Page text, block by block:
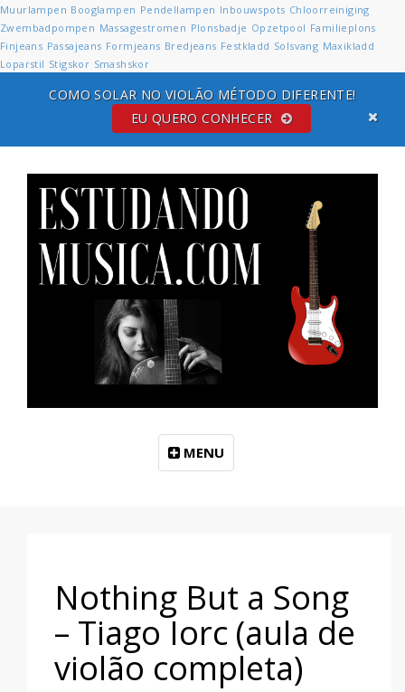
Muurlampen Booglampen Pendellampen Inbouwspots Chloorreiniging
Zwembadpompen Massagestromen Plonsbadje Opzetpool Familieplons
Finjeans Passajeans Formjeans Bredjeans Festkladd Solsvang Maxikladd
Loparstil Stigskor Smashskor
EU QUERO CONHECER
MENU
Nothing But a Song
– Tiago Iorc (aula de
violão completa)